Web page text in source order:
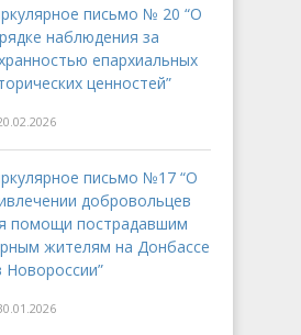
письмо № 20 “О
наблюдения за
епархиальных
ценностей”
письмо №17 “О
добровольцев
помощи пострадавшим
жителям на Донбассе
Новороссии”